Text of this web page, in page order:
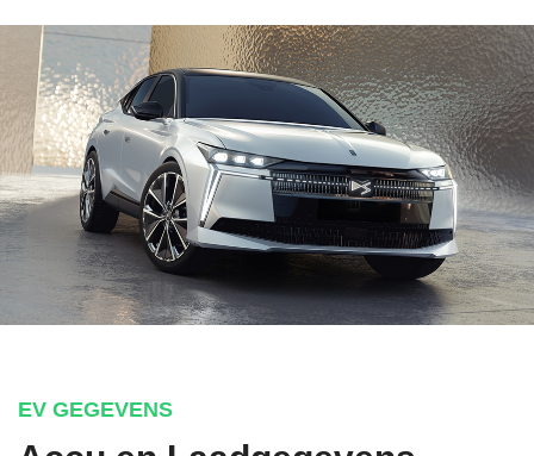
EV GEGEVENS